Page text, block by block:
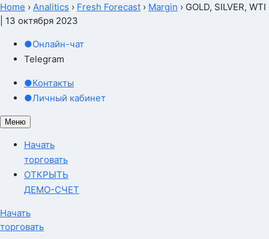
Home › Analitics › Fresh Forecast › Margin › GOLD, SILVER, WTI
| 13 октября 2023
●Онлайн-чат
Telegram
●Контакты
●Личный кабинет
Меню
Начать
торговать
ОТКРЫТЬ
ДЕМО-СЧЕТ
Начать
торговать